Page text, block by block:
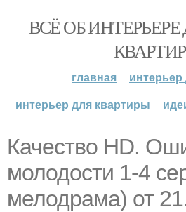
ВСЁ ОБ
главная
интерьер для квартиры
Качество HD.
молодости 1-4
мелодрама) от